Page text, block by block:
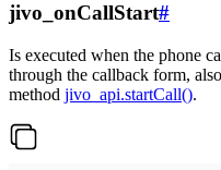
jivo_onCallStart#
Is executed when the phone
through the callback form,
method jivo_api.startCall().